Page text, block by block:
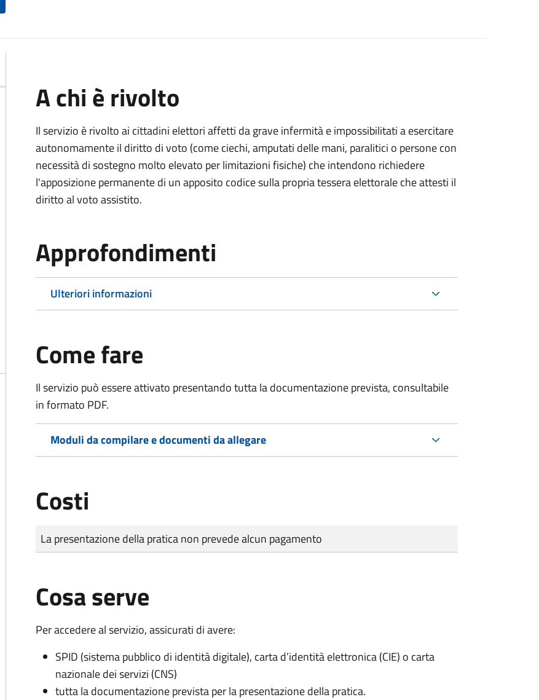
A chi è rivolto
Il servizio è rivolto ai cittadini elettori affetti da grave infermità e impossibilitati a esercitare
autonomamente il diritto di voto (come ciechi, amputati delle mani, paralitici o persone con
necessità di sostegno molto elevato per limitazioni fisiche) che intendono richiedere
l'apposizione permanente di un apposito codice sulla propria tessera elettorale che attesti il
diritto al voto assistito.
Approfondimenti
Ulteriori informazioni
Come fare
Il servizio può essere attivato presentando tutta la documentazione prevista, consultabile
in formato PDF.
Moduli da compilare e documenti da allegare
Costi
Tipo di pagamento
Importo
La presentazione della pratica non prevede alcun pagamento
Cosa serve
Per accedere al servizio, assicurati di avere:
SPID (sistema pubblico di identità digitale), carta d’identità elettronica (CIE) o carta
nazionale dei servizi (CNS)
tutta la documentazione prevista per la presentazione della pratica.